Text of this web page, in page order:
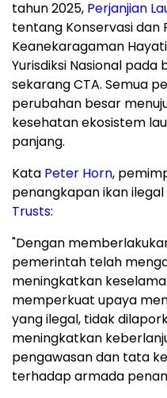
tahun 2025, Perjanjian
tentang Konservasi
Keanekaragaman
Yurisdiksi Nasional pada
sekarang CTA. Semua
perubahan besar
kesehatan ekosistem
panjang.
Kata Peter Horn,
penangkapan ikan ilegal
Trusts:
"Dengan
pemerintah telah
meningkatkan
memperkuat upaya
yang ilegal, tidak
meningkatkan
pengawasan dan tata
terhadap armada